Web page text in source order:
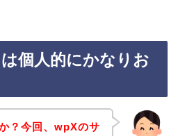
個人的にかなりお
？今回、wpXのサ